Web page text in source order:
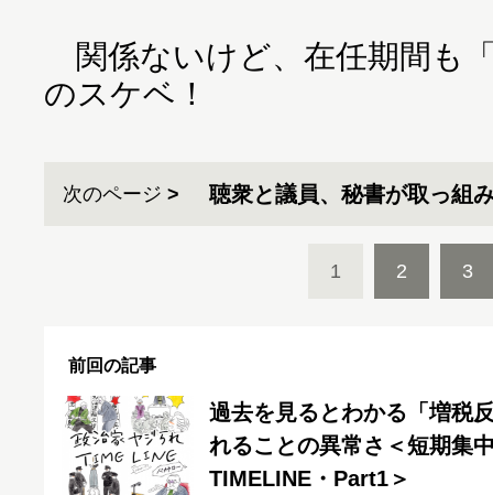
関係ないけど、在任期間も
のスケベ！
次のページ 聴衆と議員、秘書が取っ
1 2 3
前回の記事
過去を見るとわかる「増税
れることの異常さ＜短期集
TIMELINE・Part1＞